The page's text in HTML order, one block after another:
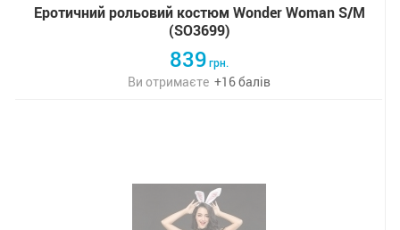
Еротичний рольовий костюм Wonder Woman S/M
(SO3699)
839грн.
Ви отримаєте +16балів